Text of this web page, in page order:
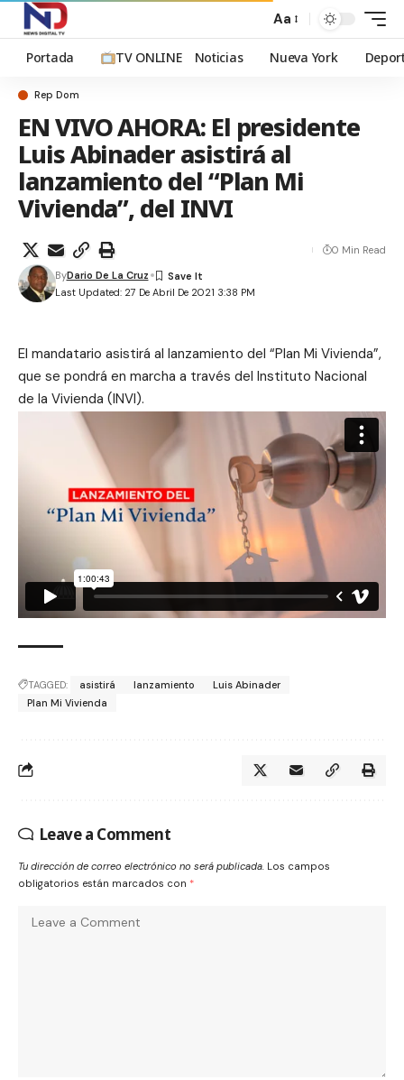
Aa
Portada TV ONLINE Noticias Nueva York
Rep Dom
EN VIVO AHORA: El presidente
Luis Abinader asistirá al
lanzamiento del “Plan Mi
Vivienda”, del INVI
Last Updated: 27 De Abril De 2021 3:38 PM
ByDario De La Cruz
0 Min Read
El mandatario asistirá al lanzamiento del “Plan Mi Vivienda”,
que se pondrá en marcha a través del Instituto Nacional
de la Vivienda (INVI).
TAGGED: asistirá lanzamiento
Luis Abinader
Plan Mi Vivienda
Leave a Comment
Tu dirección de correo electrónico no será publicada. Los campos
obligatorios están marcados con *